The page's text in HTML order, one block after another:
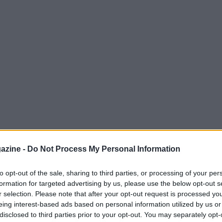
- Do Not Process My Personal Information
opt-out of the sale, sharing to third parties, or processing of your
for targeted advertising by us, please use the below opt-out
selection. Please note that after your opt-out request is processed
interest-based ads based on personal information utilized by us
to third parties prior to your opt-out. You may separately
ai quarti di finale (punteggio: 74-
di Supercoppa italiana, dove lunedì sarà